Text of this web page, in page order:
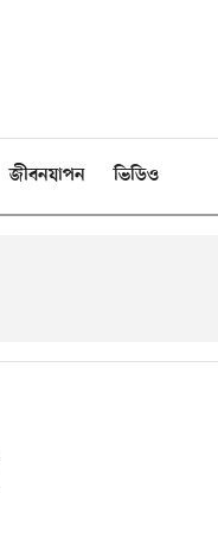
জীবনযাপন ভিডিও